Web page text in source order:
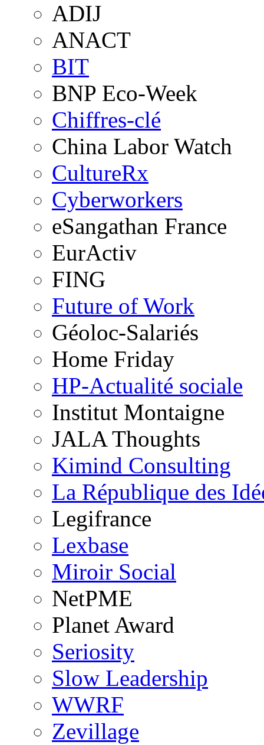
ADIJ
ANACT
BIT
BNP Eco-Week
Chiffres-clé
China Labor Watch
CultureRx
Cyberworkers
eSangathan France
EurActiv
FING
Future of Work
Géoloc-Salariés
Home Friday
HP-Actualité sociale
Institut Montaigne
JALA Thoughts
Kimind Consulting
La République des
Legifrance
Lexbase
Miroir Social
NetPME
Planet Award
Seriosity
Slow Leadership
WWRF
Zevillage